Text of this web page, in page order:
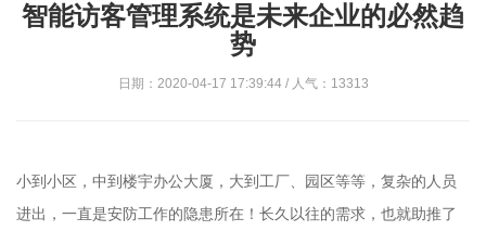
智能访客管理系统是未来企业的必然趋
势
日期：2020-04-17 17:39:44 / 人气：13313
小到小区，中到楼宇办公大厦，大到工厂、园区等等，复杂的人员
进出，一直是安防工作的隐患所在！长久以往的需求，也就助推了